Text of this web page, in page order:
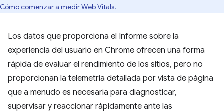
Cómo comenzar a medir Web Vitals.
Los datos que proporciona el Informe sobre la
experiencia del usuario en Chrome ofrecen una forma
rápida de evaluar el rendimiento de los sitios, pero no
proporcionan la telemetría detallada por vista de página
que a menudo es necesaria para diagnosticar,
supervisar y reaccionar rápidamente ante las